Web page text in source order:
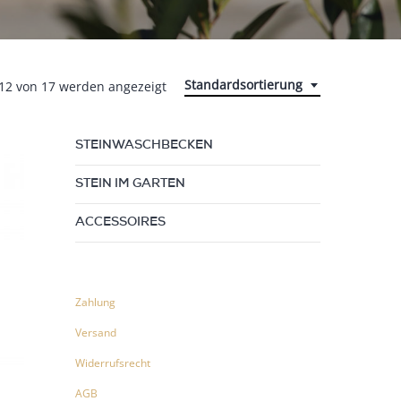
Standardsortierung
von 17 werden angezeigt
STEINWASCHBECKEN
STEIN IM GARTEN
ACCESSOIRES
Zahlung
Versand
Widerrufsrecht
AGB